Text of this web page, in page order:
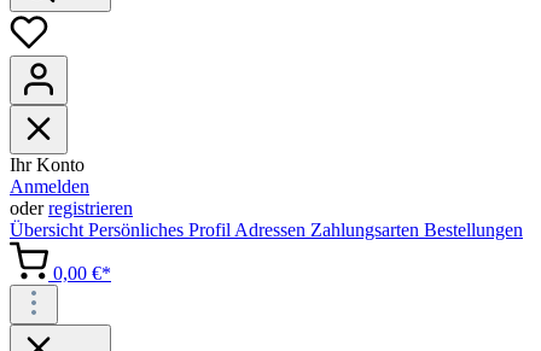
Ihr Konto
Anmelden
oderregistrieren
Übersicht Persönliches Profil Adressen Zahlungsarten Bestellungen
0,00 €*